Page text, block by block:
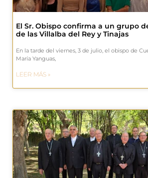
El Sr. Obispo confirma a un grupo
de las Villalba del Rey y Tinajas
En la tarde del viernes, 3 de julio, el obispo de
María Yanguas,
LEER MÁS »